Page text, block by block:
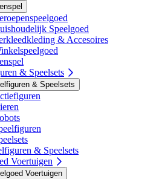
Speelgoed
& Accesoires
& Speelsets
& Speelsets
& Speelsets
Voertuigen
Voertuigen